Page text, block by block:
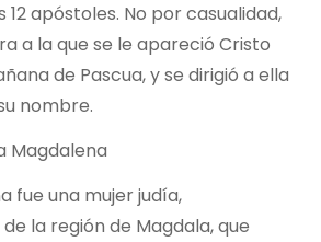
12 apóstoles. No por casualidad,
a la que se le apareció Cristo
de Pascua, y se dirigió a ella
nombre.
Magdalena
fue una mujer judía,
la región de Magdala, que